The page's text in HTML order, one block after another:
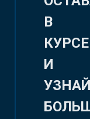
В
КУРСЕ
И